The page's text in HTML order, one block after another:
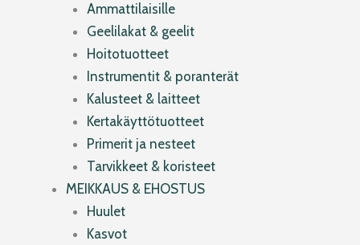
Ammattilaisille
Geelilakat & geelit
Hoitotuotteet
Instrumentit & poranterät
Kalusteet & laitteet
Kertakäyttötuotteet
Primerit ja nesteet
Tarvikkeet & koristeet
MEIKKAUS & EHOSTUS
Huulet
Kasvot